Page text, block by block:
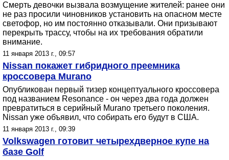
Смерть девочки вызвала возмущение жителей: ранее они
не раз просили чиновников установить на опасном месте
светофор, но им постоянно отказывали. Они призывают
перекрыть трассу, чтобы на их требования обратили
внимание.
11 января 2013 г., 09:57
Nissan покажет гибридного преемника
кроссовера Murano
Опубликован первый тизер концептуального кроссовера
под названием Resonance - он через два года должен
превратиться в серийный Murano третьего поколения.
Nissan уже объявил, что собирать его будут в США.
11 января 2013 г., 09:39
Volkswagen готовит четырехдверное купе на
базе Golf